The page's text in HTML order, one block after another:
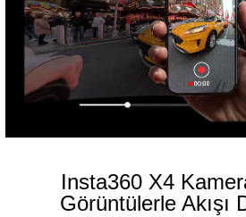
Insta360 X4
Görüntülerle Akışı